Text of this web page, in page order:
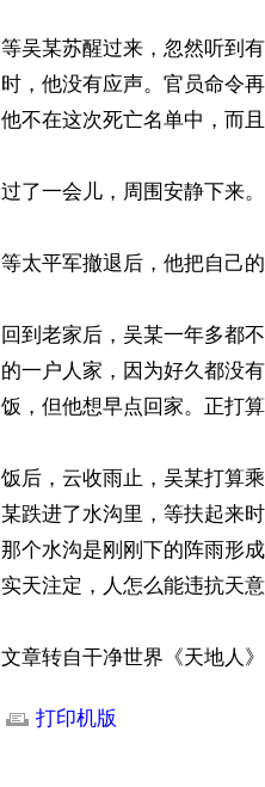
等吴某苏醒过来，忽然听到
时，他没有应声。官员命令
他不在这次死亡名单中，而
过了一会儿，周围安静下来
等太平军撤退后，他把自己
回到老家后，吴某一年多都
的一户人家，因为好久都没
饭，但他想早点回家。正打
饭后，云收雨止，吴某打算
某跌进了水沟里，等扶起来
那个水沟是刚刚下的阵雨形
实天注定，人怎么能违抗天
文章转自干净世界《天地人
打印机版